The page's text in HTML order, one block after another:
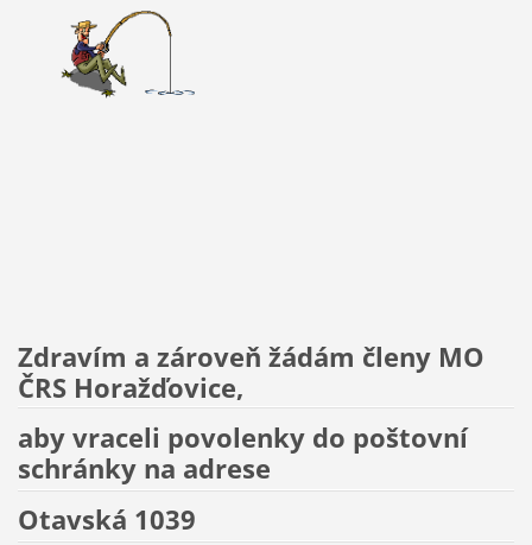
Zdravím a zároveň žádám členy MO
ČRS Horažďovice,
aby vraceli povolenky do poštovní
schránky na adrese
Otavská 1039